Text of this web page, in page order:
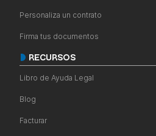
Personaliza un contrato
Firma tus documentos
RECURSOS
Libro de Ayuda Legal
Blog
Facturar